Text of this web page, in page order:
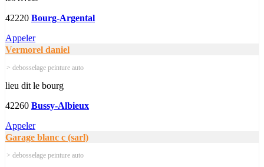
42220 Bourg-Argental
Appeler
Vermorel daniel
> debosselage peinture auto
lieu dit le bourg
42260 Bussy-Albieux
Appeler
Garage blanc c (sarl)
> debosselage peinture auto